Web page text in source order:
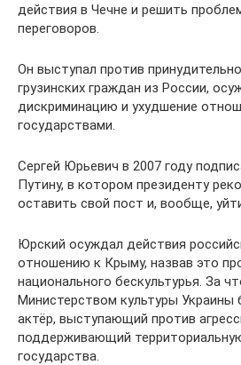
действия в Чечне и решить
переговоров.
Он выступал против
грузинских граждан из России,
дискриминацию и ухудшение
государствами.
Сергей Юрьевич в 2007 году
Путину, в котором президенту
оставить свой пост и, вообще,
Юрский осуждал действия
отношению к Крыму, назвав это
национального бескультурья. За
Министерством культуры Украины
актёр, выступающий против
поддерживающий
государства.